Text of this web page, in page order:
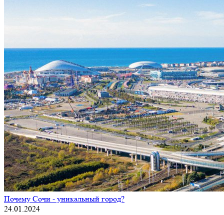
Почему Сочи - уникальный город?
24.01.2024